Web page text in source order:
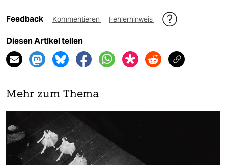
Feedback Kommentieren Fehlerhinweis
Diesen Artikel teilen
Mehr zum Thema